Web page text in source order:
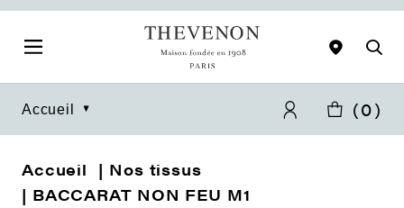
Accueil (0)
Accueil
Nos tissus
BACCARAT NON FEU M1